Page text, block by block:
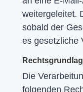
weitergeleitet.
sobald der
es gesetzliche
Die
folgenden